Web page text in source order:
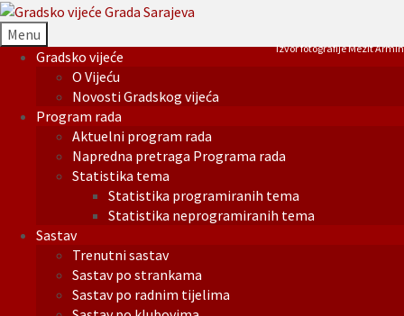
Menu
Gradsko vijeće
O Vijeću
Novosti Gradskog vijeća
Program rada
Aktuelni program rada
Napredna pretraga Programa rada
Statistika tema
Statistika programiranih tema
Statistika neprogramiranih tema
Sastav
Trenutni sastav
Sastav po strankama
Sastav po radnim tijelima
Izvor fotografije Mezit Armin